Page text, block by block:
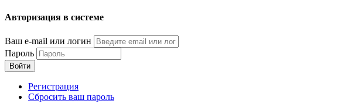
Перейти
основному
содержанию
Авторизация в системе
Ваш e-mail или логин
Пароль
Регистрация
Сбросить ваш пароль